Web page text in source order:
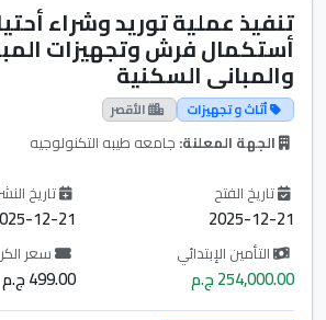
تنفيذ عملية توريد وشراء
أستكمال فرش وتجهيزات
والمبانى السكنية
أثاث و تجهيزات الأقصر
الجهة المعلنة: جامعه طيبه التكنولوجيه
تاريخ الفتح
2025-12-21
تاريخ النشر
12-21
التأمين الإبتدائي
254,000.00 ج.م
سعر
499.00 ج.م